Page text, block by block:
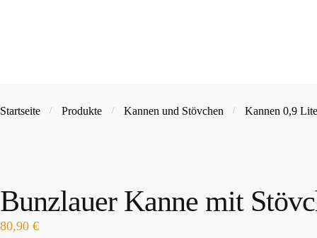
Startseite / Produkte / Kannen und Stövchen / Kannen 0,9
Bunzlauer Kanne mit
80,90 €